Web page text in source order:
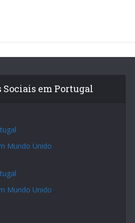
Sociais em Portugal
Mundo Unido
Mundo Unido